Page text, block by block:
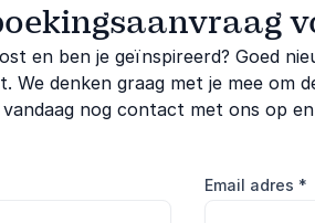
en ben je geïnspireerd? Goed
We denken graag met je mee om
nog contact met ons op
Email adres *